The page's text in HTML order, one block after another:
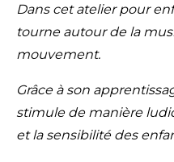
Dans cet atelier pour
tourne autour de la
mouvement.
Grâce à son
stimule de manière
et la sensibilité des